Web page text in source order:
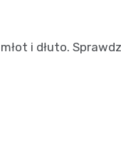
i dłuto.